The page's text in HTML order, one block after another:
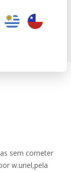
sem cometer
w.uriel,pela